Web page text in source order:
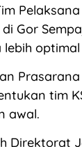
Gor
tim
awal.
Direktorat